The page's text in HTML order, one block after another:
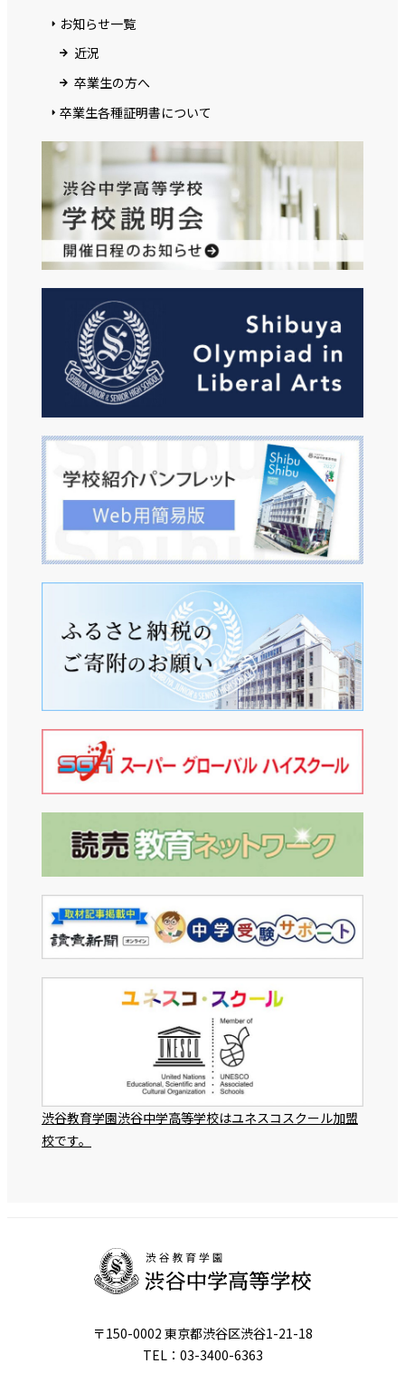
お知らせ一覧
近況
卒業生の方へ
卒業生各種証明書について
渋谷教育学園渋谷中学高等学校はユネスコスクール加盟
校です。
〒150-0002 東京都渋谷区渋谷1-21-18
TEL：03-3400-6363